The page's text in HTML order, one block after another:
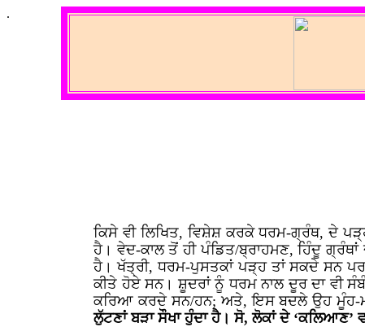
.
ਕਿਸੇ ਵੀ ਲਿਖਿਤ, ਵਿਸ਼ੇਸ਼ ਕਰਕੇ ਧਰਮ-ਗ੍ਰੰਥ, ਦੇ
ਹੈ। ਵੇਦ-ਕਾਲ ਤੋਂ ਹੀ ਪੰਡਿਤ/ਬ੍ਰਾਹਮਣ, ਹਿੰਦੂ
ਹੈ। ਖੱਤ੍ਰੀ, ਧਰਮ-ਪੁਸਤਕਾਂ ਪੜ੍ਹ ਤਾਂ ਸਕਦੇ ਸਨ
ਕੀਤੇ ਹੋਏ ਸਨ। ਸ਼ੂਦਰਾਂ ਨੂੰ ਧਰਮ ਨਾਲ ਦੂਰ ਦਾ ਵੀ
ਕਰਿਆ ਕਰਦੇ ਸਨ/ਹਨ; ਅਤੇ, ਇਸ ਬਦਲੇ ਉਹ ਮੂੰਹ-
ਲੁੱਟਣਾਂ ਬੜਾ ਸੌਖਾ ਹੁੰਦਾ ਹੈ। ਸੋ, ਲੋਕਾਂ ਦੇ ‘ਕਲਿਆਣ’